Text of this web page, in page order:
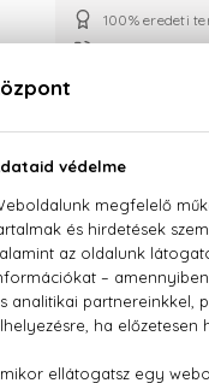
100% eredeti
Dior Homme